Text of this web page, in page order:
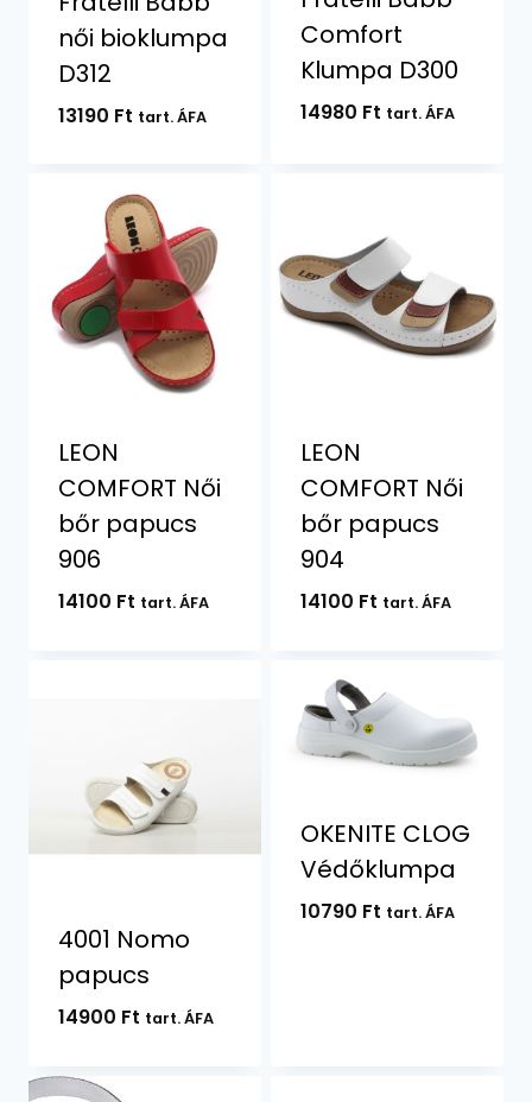
női bioklumpa
D312
13190 Ft tart. ÁFA
Comfort
Klumpa D300
14980 Ft tart. ÁFA
LEON
COMFORT Női
bőr papucs
906
14100 Ft tart. ÁFA
LEON
COMFORT Női
bőr papucs
904
14100 Ft tart. ÁFA
4001 Nomo
papucs
14900 Ft tart. ÁFA
OKENITE CLOG
Védőklumpa
10790 Ft tart. ÁFA